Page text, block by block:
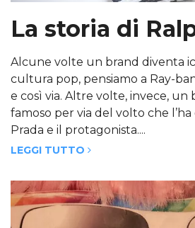
La storia di
Alcune volte un brand diventa
cultura pop, pensiamo a Ray-
e così via. Altre volte, invece, un
famoso per via del volto che l’ha
Prada e il protagonista....
LEGGI TUTTO